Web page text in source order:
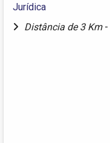
Jurídica
Distância de 3 Km -